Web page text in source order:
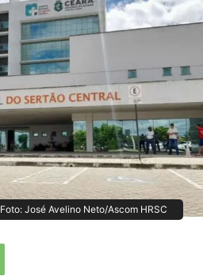
Foto: José Avelino Neto/Ascom HRSC